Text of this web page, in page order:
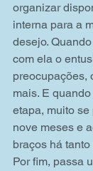
organizar
interna para a
desejo.
com ela o
preocupações,
mais. E
etapa, muito
nove meses e
braços há
Por fim, passa